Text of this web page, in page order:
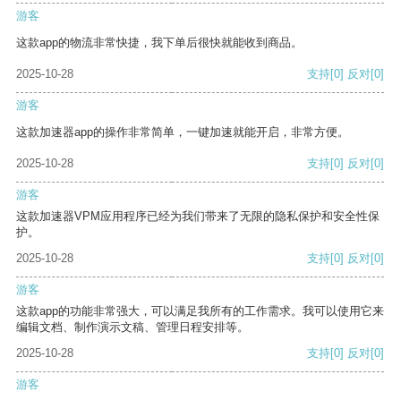
游客
这款app的物流非常快捷，我下单后很快就能收到商品。
2025-10-28 支持[0] 反对[0]
游客
这款加速器app的操作非常简单，一键加速就能开启，非常方便。
2025-10-28 支持[0] 反对[0]
游客
这款加速器VPM应用程序已经为我们带来了无限的隐私保护和安全性保
护。
2025-10-28
支持[0] 反对[0]
游客
这款app的功能非常强大，可以满足我所有的工作需求。我可以使用它来
编辑文档、制作演示文稿、管理日程安排等。
2025-10-28
支持[0] 反对[0]
游客